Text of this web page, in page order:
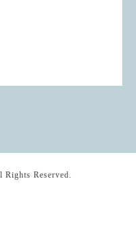
Rights Reserved.